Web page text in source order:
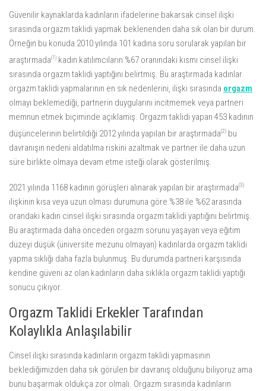
Güvenilir kaynaklarda kadınların ifadelerine bakarsak cinsel ilişki
sırasında orgazm taklidi yapmak beklenenden daha sık olan bir durum.
Örneğin bu konuda 2010 yılında 101 kadına soru sorularak yapılan bir
araştırmada(1) kadın katılımcıların %67 oranındaki kısmı cinsel ilişki
sırasında orgazm taklidi yaptığını belirtmiş. Bu araştırmada kadınlar
orgazm taklidi yapmalarının en sık nedenlerini, ilişki sırasında orgazm
olmayı beklemediği, partnerin duygularını incitmemek veya partneri
memnun etmek biçiminde açıklamış. Orgazm taklidi yapan 453 kadının
düşüncelerinin belirtildiği 2012 yılında yapılan bir araştırmada(2) bu
davranışın nedeni aldatılma riskini azaltmak ve partner ile daha uzun
süre birlikte olmaya devam etme isteği olarak gösterilmiş.
2021 yılında 1168 kadının görüşleri alınarak yapılan bir araştırmada(3)
ilişkinin kısa veya uzun olması durumuna göre %38 ile %62 arasında
orandaki kadın cinsel ilişki sırasında orgazm taklidi yaptığını belirtmiş.
Bu araştırmada daha önceden orgazm sorunu yaşayan veya eğitim
düzeyi düşük (üniversite mezunu olmayan) kadınlarda orgazm taklidi
yapma sıklığı daha fazla bulunmuş. Bu durumda partneri karşısında
kendine güveni az olan kadınların daha sıklıkla orgazm taklidi yaptığı
sonucu çıkıyor.
Orgazm Taklidi Erkekler Tarafından
Kolaylıkla Anlaşılabilir
Cinsel ilişki sırasında kadınların orgazm taklidi yapmasının
beklediğimizden daha sık görülen bir davranış olduğunu biliyoruz ama
bunu başarmak oldukça zor olmalı. Orgazm sırasında kadınların